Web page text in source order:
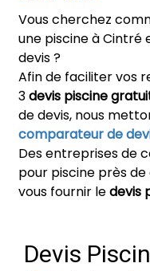
Vous cherchez
une piscine à Cintré
devis ?
Afin de faciliter vos
3devis piscine
de devis, nous
comparateur de
Des entreprises de
pour piscine près
vous fournir ledevis
Devis